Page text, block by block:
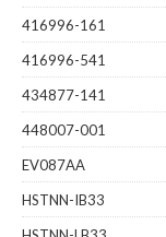
416996-161
416996-541
434877-141
448007-001
EV087AA
HSTNN-IB33